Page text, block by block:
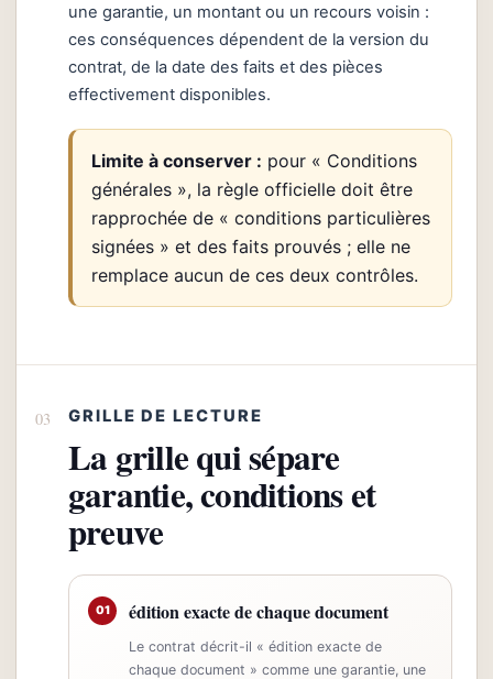
une garantie, un montant ou un recours voisin :
ces conséquences dépendent de la version du
contrat, de la date des faits et des pièces
effectivement disponibles.
Limite à conserver : pour « Conditions
générales », la règle officielle doit être
rapprochée de « conditions particulières
signées » et des faits prouvés ; elle ne
remplace aucun de ces deux contrôles.
GRILLE DE LECTURE
La grille qui sépare
garantie, conditions et
preuve
01 édition exacte de chaque document
Le contrat décrit-il « édition exacte de
chaque document » comme une garantie, une